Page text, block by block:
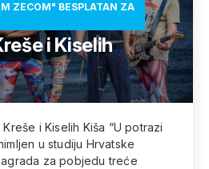
ZECOM" BESPLATAN ZA
i Kiselih
i Kiselih Kiša “U potrazi
u studiju Hrvatske
za pobjedu treće